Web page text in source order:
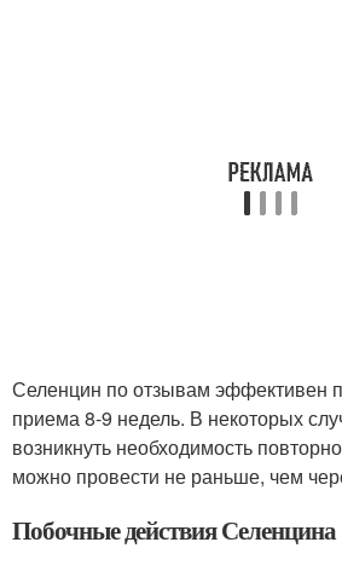
Селенцин по отзывам эффективен
приема 8-9 недель. В некоторых
возникнуть необходимость
можно провести не раньше, чем
Побочные действия Селенцина